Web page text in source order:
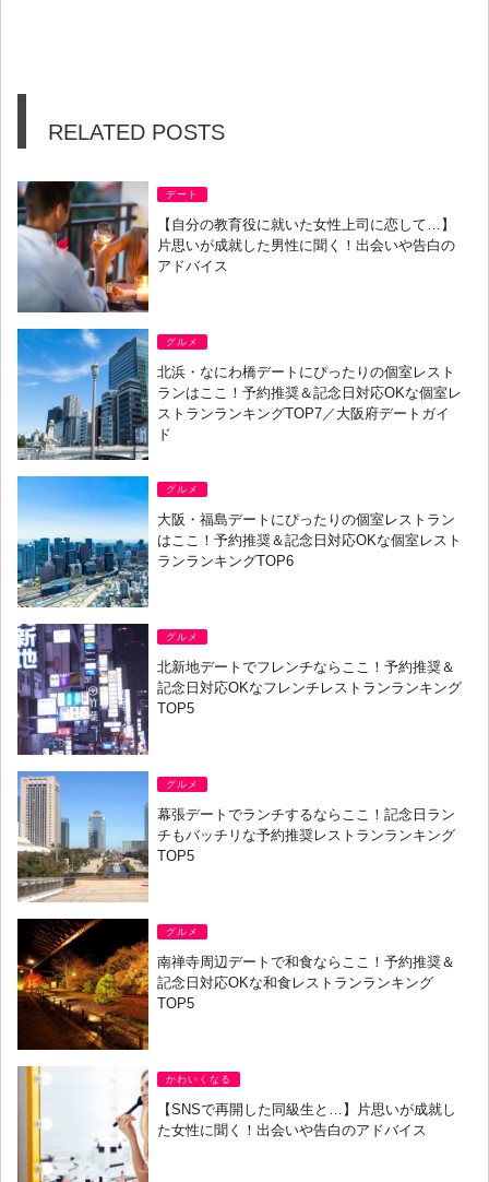
RELATED POSTS
デート
【自分の教育役に就いた女性上司に恋して…】
片思いが成就した男性に聞く！出会いや告白の
アドバイス
グルメ
北浜・なにわ橋デートにぴったりの個室レスト
ランはここ！予約推奨＆記念日対応OKな個室レ
ストランランキングTOP7／大阪府デートガイ
ド
グルメ
大阪・福島デートにぴったりの個室レストラン
はここ！予約推奨＆記念日対応OKな個室レスト
ランランキングTOP6
グルメ
北新地デートでフレンチならここ！予約推奨＆
記念日対応OKなフレンチレストランランキング
TOP5
グルメ
幕張デートでランチするならここ！記念日ラン
チもバッチリな予約推奨レストランランキング
TOP5
グルメ
南禅寺周辺デートで和食ならここ！予約推奨＆
記念日対応OKな和食レストランランキング
TOP5
かわいくなる
【SNSで再開した同級生と…】片思いが成就し
た女性に聞く！出会いや告白のアドバイス